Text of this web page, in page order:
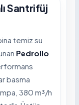
Santrifüj
temiz su
Pedrollo
basma
380 m³/h